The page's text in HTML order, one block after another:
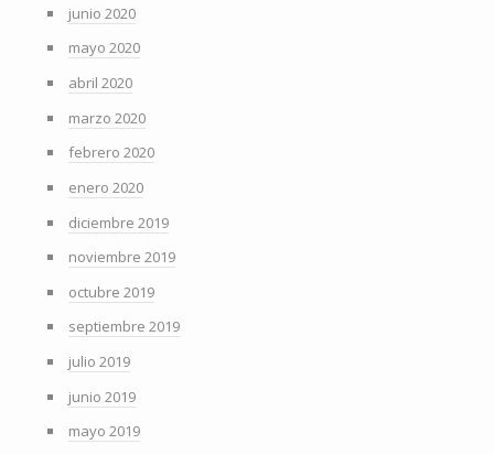
junio 2020
mayo 2020
abril 2020
marzo 2020
febrero 2020
enero 2020
diciembre 2019
noviembre 2019
octubre 2019
septiembre 2019
julio 2019
junio 2019
mayo 2019